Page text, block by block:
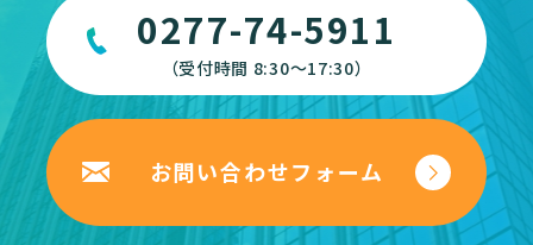
0277-74-5911
（受付時間 8:30～17:30）
お問い合わせフォーム